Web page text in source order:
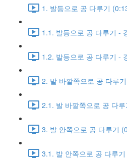
1. 발등으로 공 다루기
1.1. 발등으로 공 다루기 -
1.2. 발등으로 공 다루기 -
2. 발 바깥쪽으로 공 다루
2.1. 발 바깥쪽으로 공 다
3. 발 안쪽으로 공 다루기
3.1. 발 안쪽으로 공 다루